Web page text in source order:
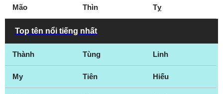
Mão Thìn Tỵ
Top tên nổi tiếng nhất
Thành Tùng Linh
My Tiên Hiếu